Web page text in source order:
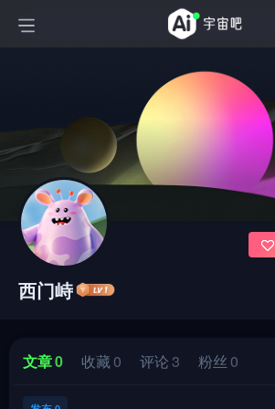
西门峙
文章0 收藏0 评论 3 粉丝0